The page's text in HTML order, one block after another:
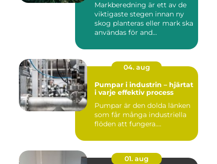
Markberedning är ett av de
viktigaste stegen innan ny
skog planteras eller mark ska
användas för and...
04. aug
Pumpar i industrin – hjärtat
i varje effektiv process
Pumpar är den dolda länken
som får många industriella
flöden att fungera....
01. aug